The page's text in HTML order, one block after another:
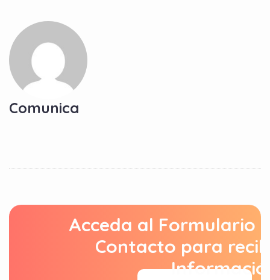
Comunica
Acceda al Formulario
Contacto para